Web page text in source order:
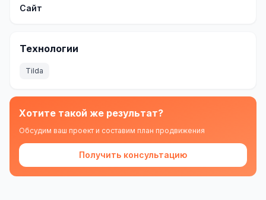
Одноклассники
LinkedIn
Почтовые рассылки
A/B тестирование
Сегментация базы
Сайт
Технологии
Tilda
Хотите такой же результат?
Обсудим ваш проект и составим план продвижения
Получить консультацию